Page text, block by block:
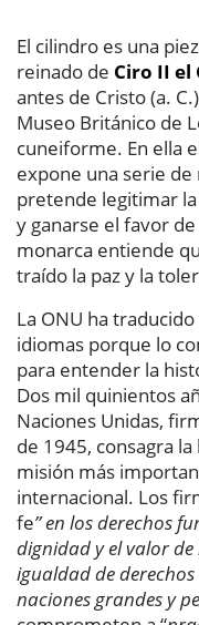
El cilindro es una
reinado de Ciro II el
antes de Cristo (a.
Museo Británico de
cuneiforme. En ella
expone una serie de
pretende legitimar
y ganarse el favor
monarca entiende
traído la paz y la
La ONU ha
idiomas porque lo
para entender la
Dos mil quinientos
Naciones Unidas,
de 1945, consagra
misión más
internacional. Los
fe” en los derechos
dignidad y el valor
igualdad de
naciones grandes y